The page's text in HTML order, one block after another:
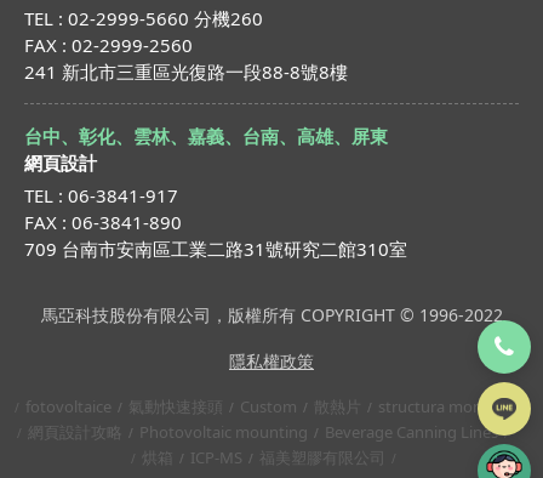
TEL : 02-2999-5660 分機260
FAX : 02-2999-2560
241 新北市三重區光復路一段88-8號8樓
台中、彰化、雲林、嘉義、台南、高雄、屏東
網頁設計
TEL : 06-3841-917
FAX : 06-3841-890
709 台南市安南區工業二路31號研究二館310室
馬亞科技股份有限公司，版權所有 COPYRIGHT © 1996-2022
隱私權政策
fotovoltaice 氣動快速接頭 Custom 散熱片
structura montaj
網頁設計攻略
Photovoltaic mounting
Beverage Canning Lines
烘箱
ICP-MS 福美塑膠有限公司